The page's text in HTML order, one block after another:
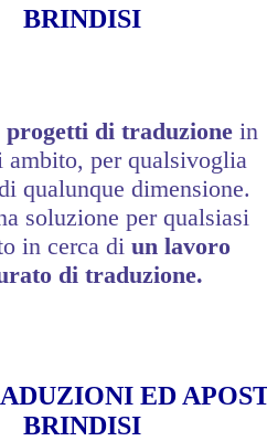
BRINDISI
progetti di traduzionein
ambito, per qualsivoglia
qualunque dimensione.
soluzione per qualsiasi
in cerca di un lavoro
di traduzione.
ED
BRINDISI